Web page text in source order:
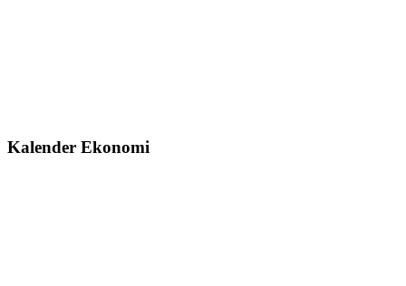
Kalender Ekonomi